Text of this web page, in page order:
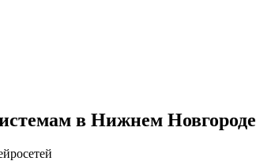
в Нижнем Новгороде